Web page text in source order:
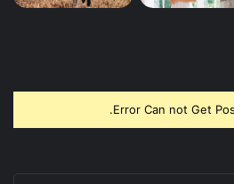
Error Can not Get